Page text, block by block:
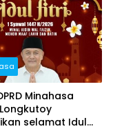
Minahasa
selamat Idul